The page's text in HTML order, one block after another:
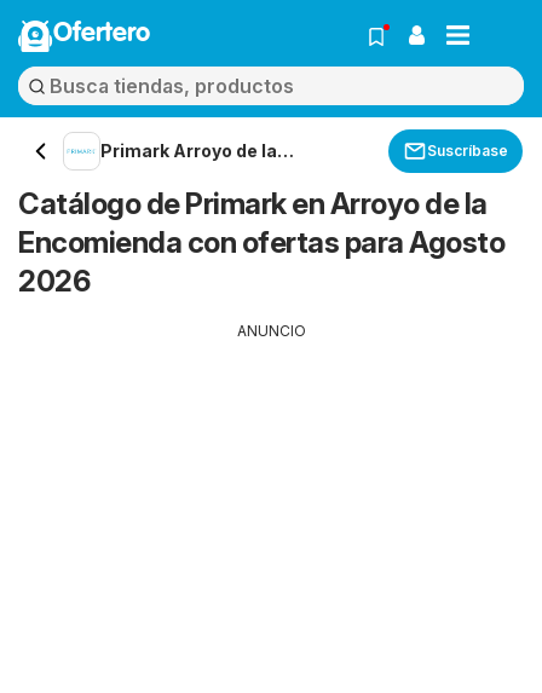
Ofertero
Primark Arroyo de la
Suscríbase
Catálogo de Primark en Arroyo de la
Encomienda con ofertas para Agosto
2026
ANUNCIO